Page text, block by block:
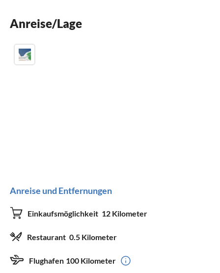
Parkplatz
Anreise/Lage
Anreise und Entfernungen
Einkaufsmöglichkeit 12 Kilometer
Restaurant 0.5 Kilometer
Flughafen 100 Kilometer